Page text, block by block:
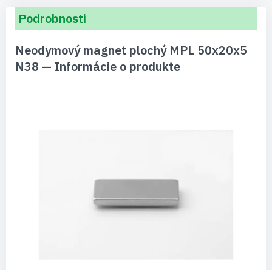
Podrobnosti
Neodymový magnet plochý MPL 50x20x5
N38 — Informácie o produkte